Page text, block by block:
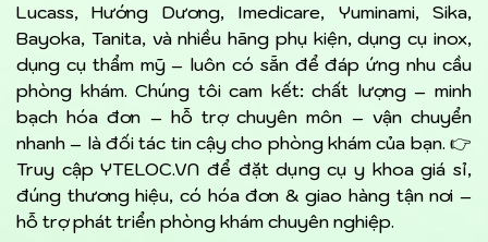
Lucass, Hướng Dương, Imedicare, Yuminami, Sika,
Bayoka, Tanita, và nhiều hãng phụ kiện, dụng cụ inox,
dụng cụ thẩm mỹ – luôn có sẵn để đáp ứng nhu cầu
phòng khám. Chúng tôi cam kết: chất lượng – minh
bạch hóa đơn – hỗ trợ chuyên môn – vận chuyển
nhanh – là đối tác tin cậy cho phòng khám của bạn. 👉
Truy cập YTELOC.VN để đặt dụng cụ y khoa giá sỉ,
đúng thương hiệu, có hóa đơn & giao hàng tận nơi –
hỗ trợ phát triển phòng khám chuyên nghiệp.